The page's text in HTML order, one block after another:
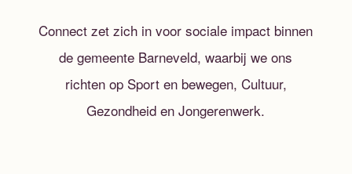
Connect zet zich in voor sociale impact binnen
de gemeente Barneveld, waarbij we ons
richten op Sport en bewegen, Cultuur,
Gezondheid en Jongerenwerk.